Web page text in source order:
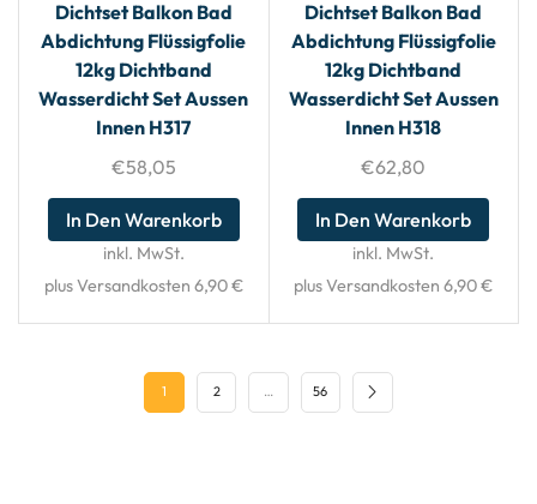
Dichtset Balkon Bad
Abdichtung Flüssigfolie
12kg Dichtband
Wasserdicht Set Aussen
Innen H317
€58,05
In Den Warenkorb
inkl. MwSt.
plus Versandkosten 6,90 €
Dichtset Balkon Bad
Abdichtung Flüssigfolie
12kg Dichtband
Wasserdicht Set Aussen
Innen H318
€62,80
In Den Warenkorb
inkl. MwSt.
plus Versandkosten 6,90 €
1 2 … 56